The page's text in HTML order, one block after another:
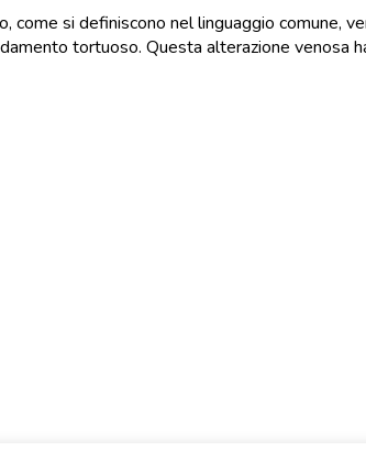
come si definiscono nel linguaggio comune,
tortuoso. Questa alterazione venosa